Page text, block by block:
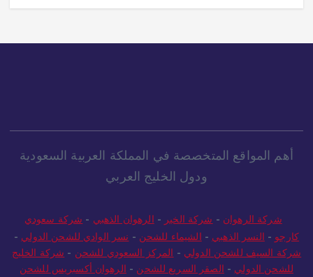
أهم المواقع المتخصصة في المملكة العربية السعودية
ودول الخليج العربي
شركة الرهوان - شركة الخير - الرهوان الذهبي - شركة سعودي
كارجو - النسر الذهبي - الشيماء للشحن - نسر الوادي للشحن الدولي -
شركة السيف للشحن الدولي - المركز السعودي للشحن - شركة الخليج
للشحن الدولي - الصقر السريع للشحن - الرهوان أكسبريس للشحن